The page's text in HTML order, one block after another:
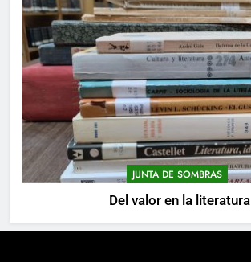
JUNTA DE SOMBRAS
Del valor en la literatura